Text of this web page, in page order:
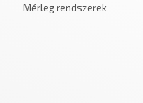
Mérleg rendszerek